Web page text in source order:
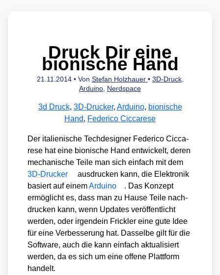
Druck Dir eine
bionische Hand
21.11.2014 • Von Stefan Holzhauer • 3D-Druck,
Arduino, Nerdspace
3d Druck, 3D-Drucker, Arduino, bionische
Hand, Federico Ciccarese
Der ita­lie­ni­sche Tech­de­si­gner Feder­i­co Cic­ca­
re­se hat eine bio­ni­sche Hand ent­wi­ckelt, deren
mecha­ni­sche Tei­le man sich ein­fach mit dem
3D-Dru­cker
aus­dru­cken kann, die Elek­tro­nik
basiert auf einemArdui­no
. Das Kon­zept
ermög­licht es, dass man zu Hau­se Tei­le nach­
dru­cken kann, wenn Updates ver­öf­fent­licht
wer­den, oder irgend­ein Frick­ler eine gute Idee
für eine Ver­bes­se­rung hat. Das­sel­be gilt für die
Soft­ware, auch die kann ein­fach aktua­li­siert
wer­den, da es sich um eine offe­ne Platt­form
han­delt.